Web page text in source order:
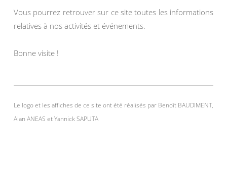
Vous pourrez retrouver sur ce site toutes les informations
relatives à nos activités et événements.
Bonne visite !
Le logo et les affiches de ce site ont été réalisés par Benoît BAUDIMENT,
Alan ANEAS et Yannick SAPUTA